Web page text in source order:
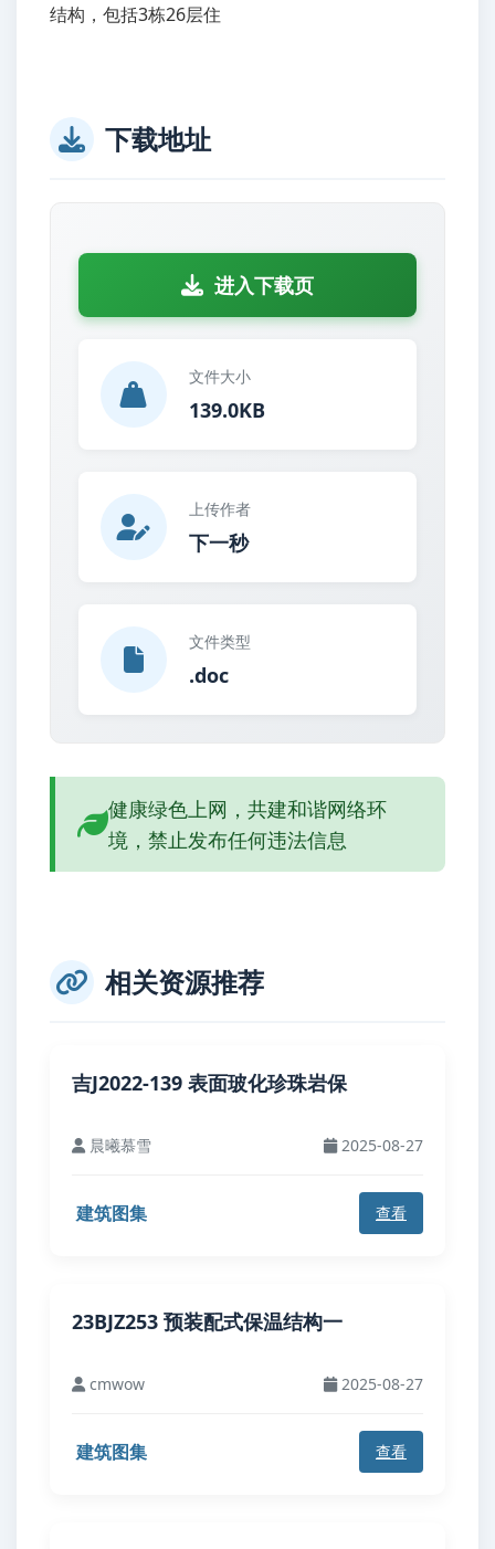
结构，包括3栋26层住
下载地址
进入下载页
文件大小
139.0KB
上传作者
下一秒
文件类型
.doc
健康绿色上网，共建和谐网络环
境，禁止发布任何违法信息
相关资源推荐
吉J2022-139 表面玻化珍珠岩保
晨曦慕雪 2025-08-27
建筑图集 查看
23BJZ253 预装配式保温结构一
cmwow 2025-08-27
建筑图集 查看